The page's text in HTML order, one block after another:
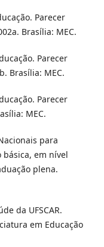
Parecer
Brasília: MEC.
Parecer
Brasília: MEC.
Parecer
MEC.
para
básica, em nível
plena.
da UFSCAR.
em Educação